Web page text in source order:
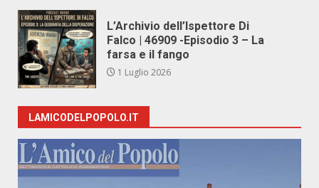
L’Archivio dell’Ispettore Di
Falco | 46909 -Episodio 3 – La
farsa e il fango
1 Luglio 2026
LAMICODELPOPOLO.IT